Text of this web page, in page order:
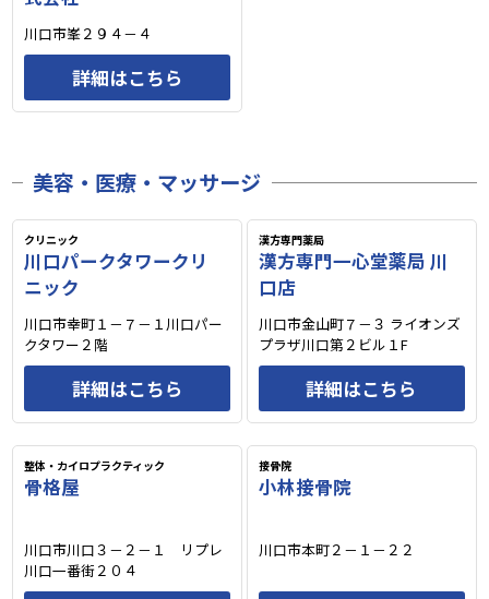
川口市峯２９４－４
詳細はこちら
美容・医療・マッサージ
クリニック
川口パークタワークリ
ニック
川口市幸町１－７－１川口パー
クタワー２階
詳細はこちら
漢方専門薬局
漢方専門一心堂薬局 川
口店
川口市金山町７－３ ライオンズ
プラザ川口第２ビル１F
詳細はこちら
整体・カイロプラクティック
骨格屋
川口市川口３－２－１ リプレ
川口一番街２０４
接骨院
小林接骨院
川口市本町２－１－２２